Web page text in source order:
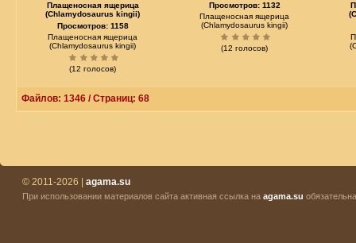
Плащеносная ящерица
(Chlamydosaurus kingii)
Просмотров: 1158
Плащеносная ящерица
(Chlamydosaurus kingii)
(12 голосов)
Просмотров: 1132
Плащеносная ящерица
(Chlamydosaurus kingii)
(12 голосов)
Файлов: 1346 / Страниц: 68
© 2011-2026 | agama.su
При использовании материалов сайта активная ссылка на agama.su